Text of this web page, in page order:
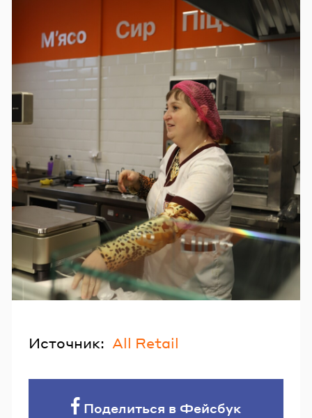
Источник: All Retail
Поделиться в Фейсбук